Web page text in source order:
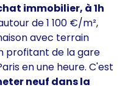
immobilier, à 1h
de 1 100 €/m²,
avec terrain
profitant de la gare
en une heure. C'est
neuf dans la